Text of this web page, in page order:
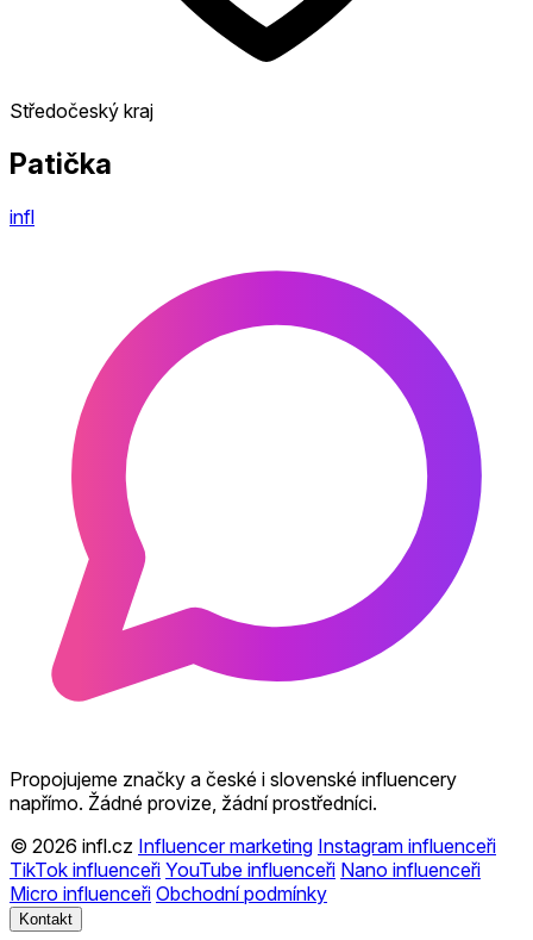
Středočeský kraj
Patička
infl
Propojujeme značky a české i slovenské influencery
napřímo. Žádné provize, žádní prostředníci.
© 2026 infl.cz Influencer marketing Instagram influenceři
TikTok influenceři YouTube influenceři Nano influenceři
Micro influenceři Obchodní podmínky
Kontakt